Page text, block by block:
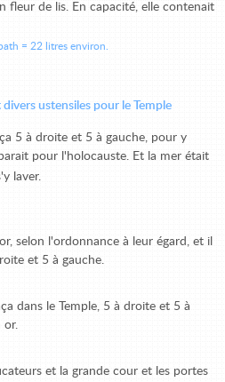
fleur de lis. En capacité, elle contenait
= 22 litres environ.
divers ustensiles pour le Temple
5 à droite et 5 à gauche, pour y
pour l'holocauste. Et la mer était
laver.
selon l'ordonnance à leur égard, et il
et 5 à gauche.
dans le Temple, 5 à droite et 5 à
or.
et la grande cour et les portes